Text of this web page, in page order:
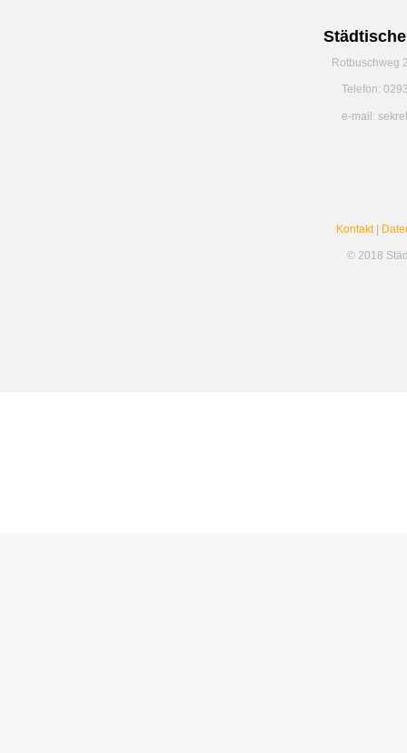
Rotbuschweg
Telefon:
e-mail:
Kontakt|
© 2018